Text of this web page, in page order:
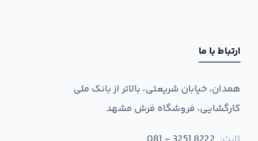
ارتباط با ما
همدان، خیابان شریعتی، بالاتر از بانک ملی
کارگشایی، فروشگاه فرش مشهد